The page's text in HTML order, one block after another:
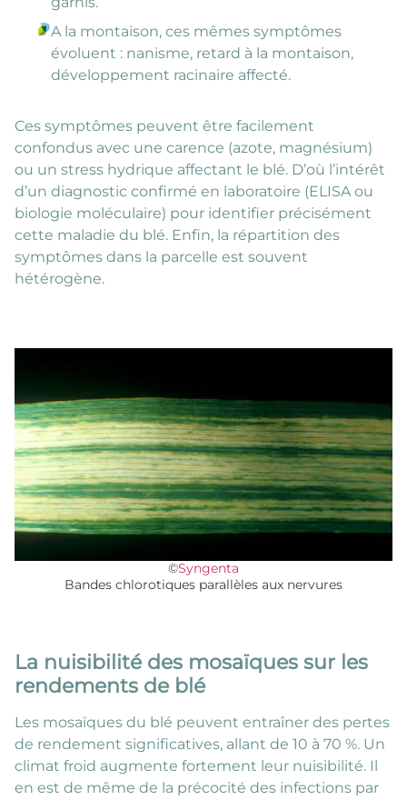
A la montaison, ces mêmes symptômes
évoluent : nanisme, retard à la montaison,
développement racinaire affecté.
Ces symptômes peuvent être facilement
confondus avec une carence (azote, magnésium)
ou un stress hydrique affectant le blé. D’où l’intérêt
d’un diagnostic confirmé en laboratoire (ELISA ou
biologie moléculaire) pour identifier précisément
cette maladie du blé. Enfin, la répartition des
symptômes dans la parcelle est souvent
hétérogène.
©Syngenta
Bandes chlorotiques parallèles aux nervures
La nuisibilité des mosaïques sur les
rendements de blé
Les mosaïques du blé peuvent entraîner des pertes
de rendement significatives, allant de 10 à 70 %. Un
climat froid augmente fortement leur nuisibilité. Il
en est de même de la précocité des infections par